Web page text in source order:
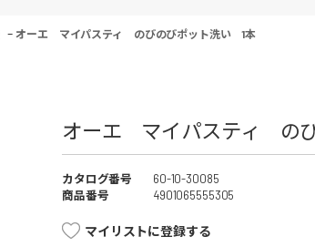
-オーエ マイパスティ のびのびポット洗い 1本
オーエ マイパスティ の
カタログ番号
60-10-30085
商品番号
4901065555305
マイリストに登録する